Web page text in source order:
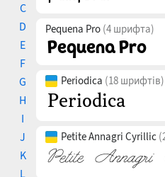
C
D
E
F
G
H
I
J
K
L
Pequena Pro (4 шрифта)
Periodica (18 шрифтів)
Petite Annagri Cyrillic